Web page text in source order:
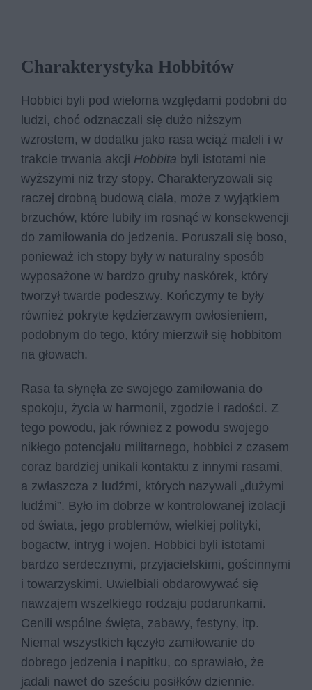
Charakterystyka Hobbitów
Hobbici byli pod wieloma względami podobni do
ludzi, choć odznaczali się dużo niższym
wzrostem, w dodatku jako rasa wciąż maleli i w
trakcie trwania akcji Hobbita byli istotami nie
wyższymi niż trzy stopy. Charakteryzowali się
raczej drobną budową ciała, może z wyjątkiem
brzuchów, które lubiły im rosnąć w konsekwencji
do zamiłowania do jedzenia. Poruszali się boso,
ponieważ ich stopy były w naturalny sposób
wyposażone w bardzo gruby naskórek, który
tworzył twarde podeszwy. Kończymy te były
również pokryte kędzierzawym owłosieniem,
podobnym do tego, który mierzwił się hobbitom
na głowach.
Rasa ta słynęła ze swojego zamiłowania do
spokoju, życia w harmonii, zgodzie i radości. Z
tego powodu, jak również z powodu swojego
nikłego potencjału militarnego, hobbici z czasem
coraz bardziej unikali kontaktu z innymi rasami,
a zwłaszcza z ludźmi, których nazywali „dużymi
ludźmi”. Było im dobrze w kontrolowanej izolacji
od świata, jego problemów, wielkiej polityki,
bogactw, intryg i wojen. Hobbici byli istotami
bardzo serdecznymi, przyjacielskimi, gościnnymi
i towarzyskimi. Uwielbiali obdarowywać się
nawzajem wszelkiego rodzaju podarunkami.
Cenili wspólne święta, zabawy, festyny, itp.
Niemal wszystkich łączyło zamiłowanie do
dobrego jedzenia i napitku, co sprawiało, że
jadali nawet do sześciu posiłków dziennie.